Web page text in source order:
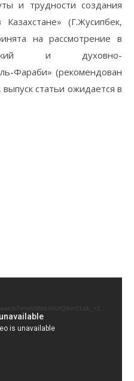
и трудности создания
(Г.Жусипбек,
на рассмотрение в
и духовно-
Фараби» (рекомендован
статьи ожидается в